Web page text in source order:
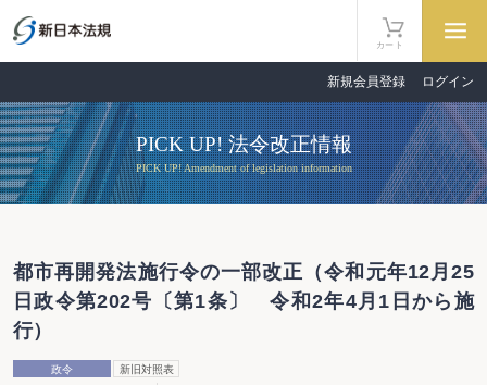
カート
新規会員登録 ログイン
PICK UP! 法令改正情報
PICK UP! Amendment of legislation information
都市再開発法施行令の一部改正（令和元年12月25
日政令第202号〔第1条〕 令和2年4月1日から施
行）
政令
新旧対照表